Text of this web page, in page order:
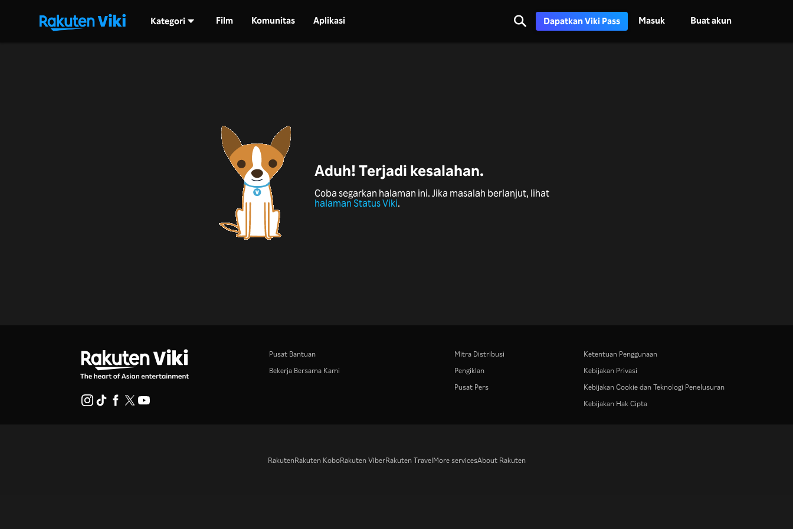
Kategori Film Komunitas Aplikasi Dapatkan Viki Pass Masuk Buat akun
Aduh! Terjadi kesalahan.
Coba segarkan halaman ini. Jika masalah berlanjut, lihat
halaman Status Viki.
Pusat Bantuan
Bekerja Bersama Kami
Mitra Distribusi
Pengiklan
Pusat Pers
Ketentuan Penggunaan
Kebijakan Privasi
Kebijakan Cookie dan Teknologi Penelusuran
Kebijakan Hak Cipta
RakutenRakuten KoboRakuten ViberRakuten TravelMore servicesAbout Rakuten